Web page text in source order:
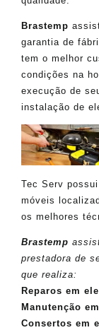
Brastemp
garantia de
tem o melhor
condições na
execução de
instalação de
Tec Serv
móveis
os melhores
Brastemp
prestadora de
que realiza:
Reparos em
Manutenção
Consertos em